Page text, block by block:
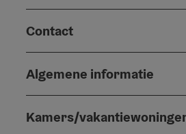
Contact
Algemene informatie
Kamers/